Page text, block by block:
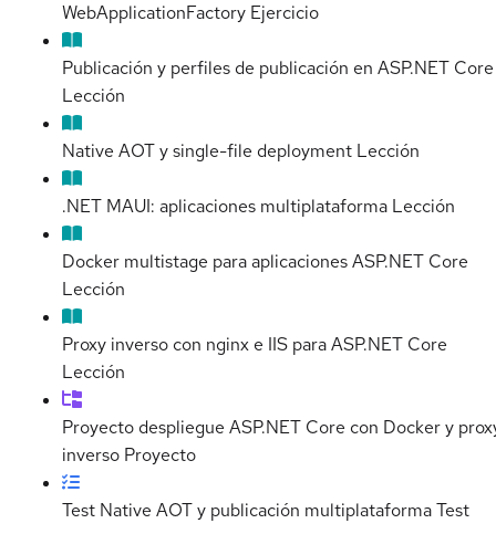
WebApplicationFactory Ejercicio
Publicación y perfiles de publicación en ASP.NET Core
Lección
Native AOT y single-file deployment Lección
.NET MAUI: aplicaciones multiplataforma Lección
Docker multistage para aplicaciones ASP.NET Core
Lección
Proxy inverso con nginx e IIS para ASP.NET Core
Lección
Proyecto despliegue ASP.NET Core con Docker y
inverso Proyecto
Test Native AOT y publicación multiplataformaTest